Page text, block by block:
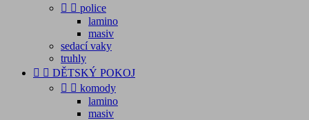
  police
lamino
masiv
sedací vaky
truhly
  DĚTSKÝ POKOJ
  komody
lamino
masiv